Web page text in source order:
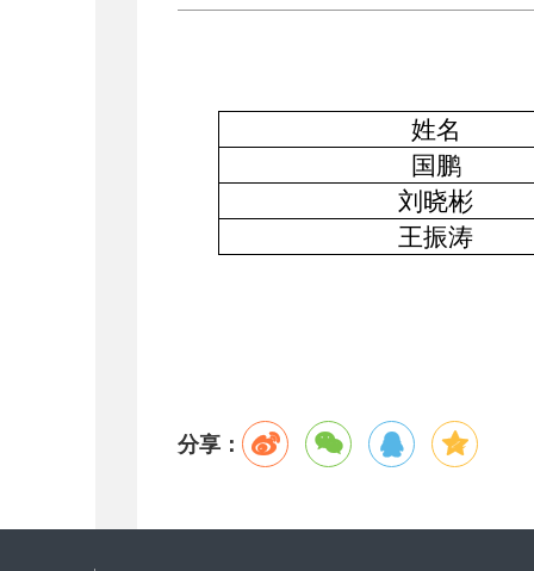
姓名
国鹏
刘晓彬
王振涛
分享：